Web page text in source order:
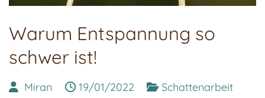
Warum Entspannung so
schwer ist!
Miran 19/01/2022
Schattenarbeit